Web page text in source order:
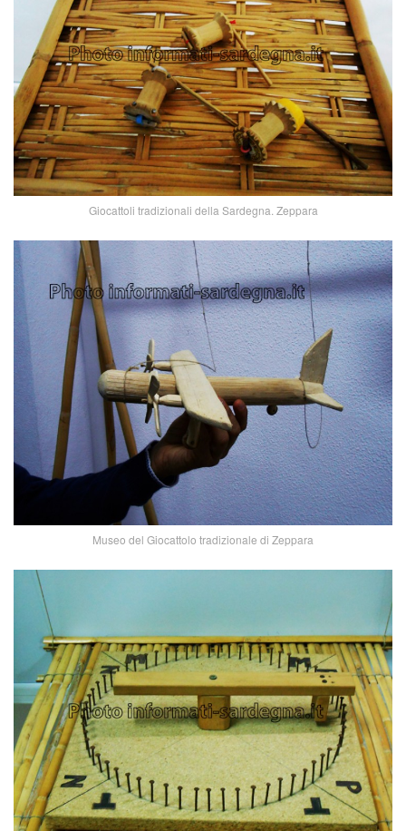
Giocattoli tradizionali della Sardegna. Zeppara
Museo del Giocattolo tradizionale di Zeppara